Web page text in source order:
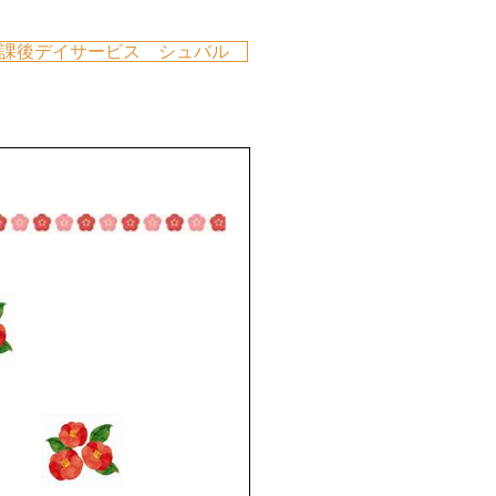
後デイサービス シュバル